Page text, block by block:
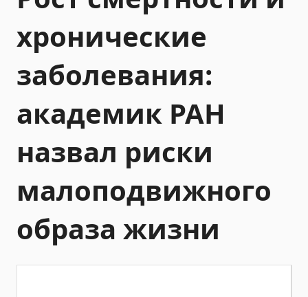
хронические
заболевания:
академик РАН
назвал риски
малоподвижного
образа жизни